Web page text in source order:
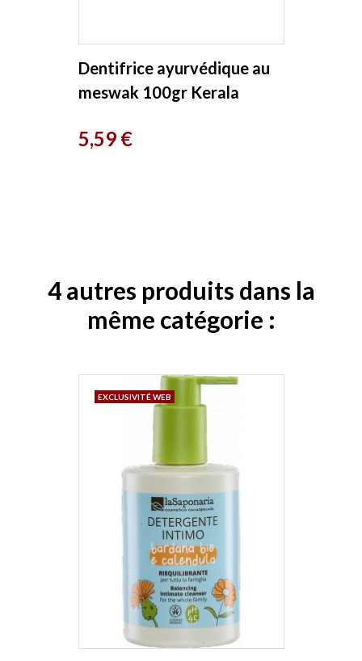
Dentifrice ayurvédique au
meswak 100gr Kerala
Prix
5,59 €
4 autres produits dans la
même catégorie :
EXCLUSIVITÉ WEB